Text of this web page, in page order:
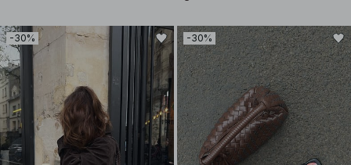
-30% -30%